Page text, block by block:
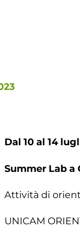
Dal 10 al 14
Summer Lab a
Attività di
UNICAM